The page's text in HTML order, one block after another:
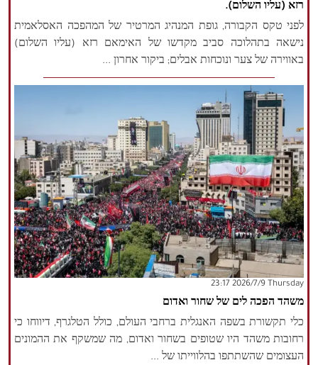
רזא (עליו השלום).
לפני טקס הקבורה, גופת המנהיג המרטיר של המהפכה האסלאמית
נישאה בתהלוכה סביב מקדשו של האימאם רזא (עליו השלום)
באווירה של צער ונוכחות אבלים; ביקור אחרון ...
‫‫Thursday‬‬ 2026/7/9 23:17
משהד הפכה לים של שחור ואדום
כלי תקשורת בשפה האנגלית ברחבי העולם, כולל הטלגרף, דיווחו כי
רחובות משהד היו שטופים בשחור ואדום, מה שמשקף את ההמונים
העצומים שהשתתפו בהלווייתו של ...